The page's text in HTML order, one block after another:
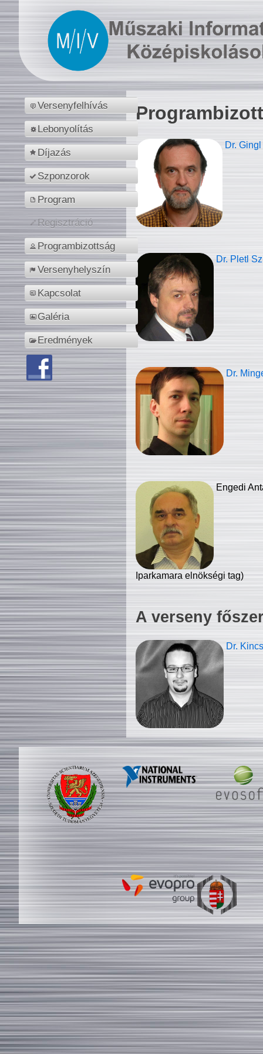
Versenyfelhívás
Lebonyolítás
Díjazás
Szponzorok
Program
Regisztráció
Programbizottság
Versenyhelyszín
Kapcsolat
Galéria
Eredmények
Dr.
Dr. Pletl
Dr.
Engedi
Iparkamara elnökségi tag)
A verseny
Dr.